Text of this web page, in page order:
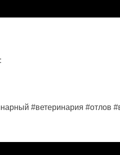
#ветеринария #отлов